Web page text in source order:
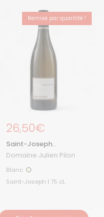
Remise par quantité !
Prix régulier
26,50€
Saint-Joseph
Dimanche à Lima
2024
Domaine Julien Pilon
Blanc Blanc
Saint-Joseph | 75 cL